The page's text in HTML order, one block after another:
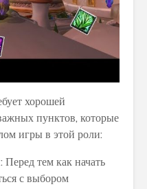
хорошей
пунктов, которые
игры в этой роли:
тем как начать
с выбором